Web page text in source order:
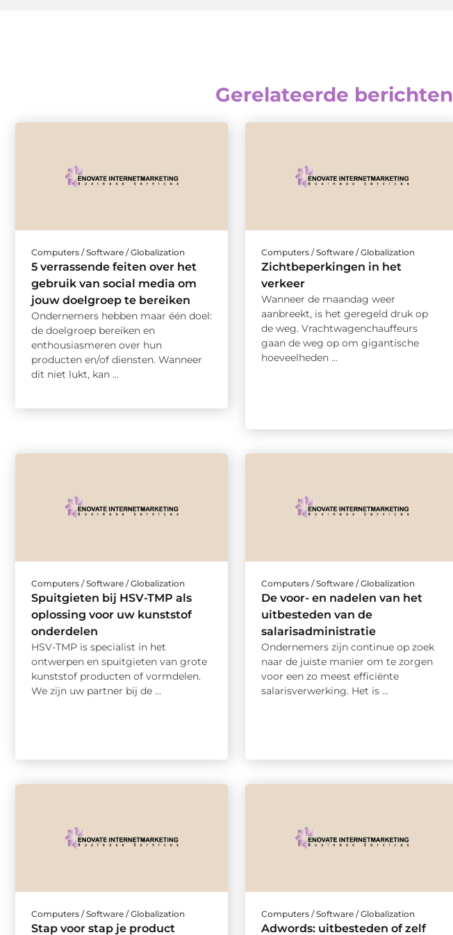
Gerelateerde berichten
Computers / Software / Globalization
5 verrassende feiten over het
gebruik van social media om
jouw doelgroep te bereiken
Ondernemers hebben maar één doel:
de doelgroep bereiken en
enthousiasmeren over hun
producten en/of diensten. Wanneer
dit niet lukt, kan ...
Computers / Software / Globalization
Zichtbeperkingen in het
verkeer
Wanneer de maandag weer
aanbreekt, is het geregeld druk op
de weg. Vrachtwagenchauffeurs
gaan de weg op om gigantische
hoeveelheden ...
Computers / Software / Globalization
Spuitgieten bij HSV-TMP als
oplossing voor uw kunststof
onderdelen
HSV-TMP is specialist in het
ontwerpen en spuitgieten van grote
kunststof producten of vormdelen.
We zijn uw partner bij de ...
Computers / Software / Globalization
De voor- en nadelen van het
uitbesteden van de
salarisadministratie
Ondernemers zijn continue op zoek
naar de juiste manier om te zorgen
voor een zo meest efficiënte
salarisverwerking. Het is ...
Computers / Software / Globalization
Stap voor stap je product
Computers / Software / Globalization
Adwords: uitbesteden of zelf